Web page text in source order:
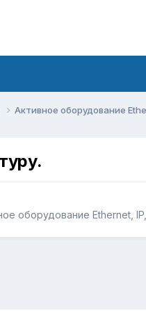
Активное оборудование
оборудование Ethernet, IP,